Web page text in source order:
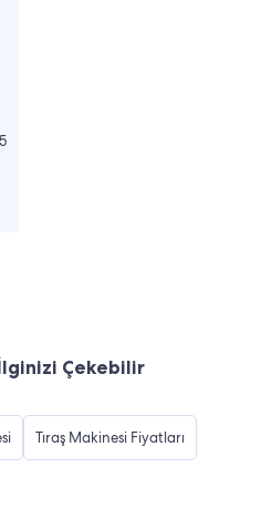
Çekebilir
Tıraş Makinesi Fiyatları